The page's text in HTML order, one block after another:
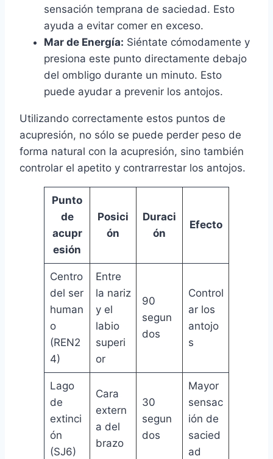
sensación temprana de saciedad. Esto
ayuda a evitar comer en exceso.
Mar de Energía: Siéntate cómodamente y
presiona este punto directamente debajo
del ombligo durante un minuto. Esto
puede ayudar a prevenir los antojos.
Utilizando correctamente estos puntos de
acupresión, no sólo se puede perder peso de
forma natural con la acupresión, sino también
controlar el apetito y contrarrestar los antojos.
Punto
de
acupr
esión
Posici
ón
Duraci
ón
Efecto
Centro
del ser
human
o
(REN2
4)
Entre
la nariz
y el
labio
superi
or
90
segun
dos
Control
ar los
antojo
s
Lago
de
extinci
ón
(SJ6)
Cara
extern
a del
brazo
30
segun
dos
Mayor
sensac
ión de
sacied
ad